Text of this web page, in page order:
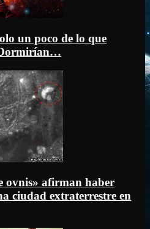
un poco de lo que
ovnis» afirman haber
ciudad extraterrestre en